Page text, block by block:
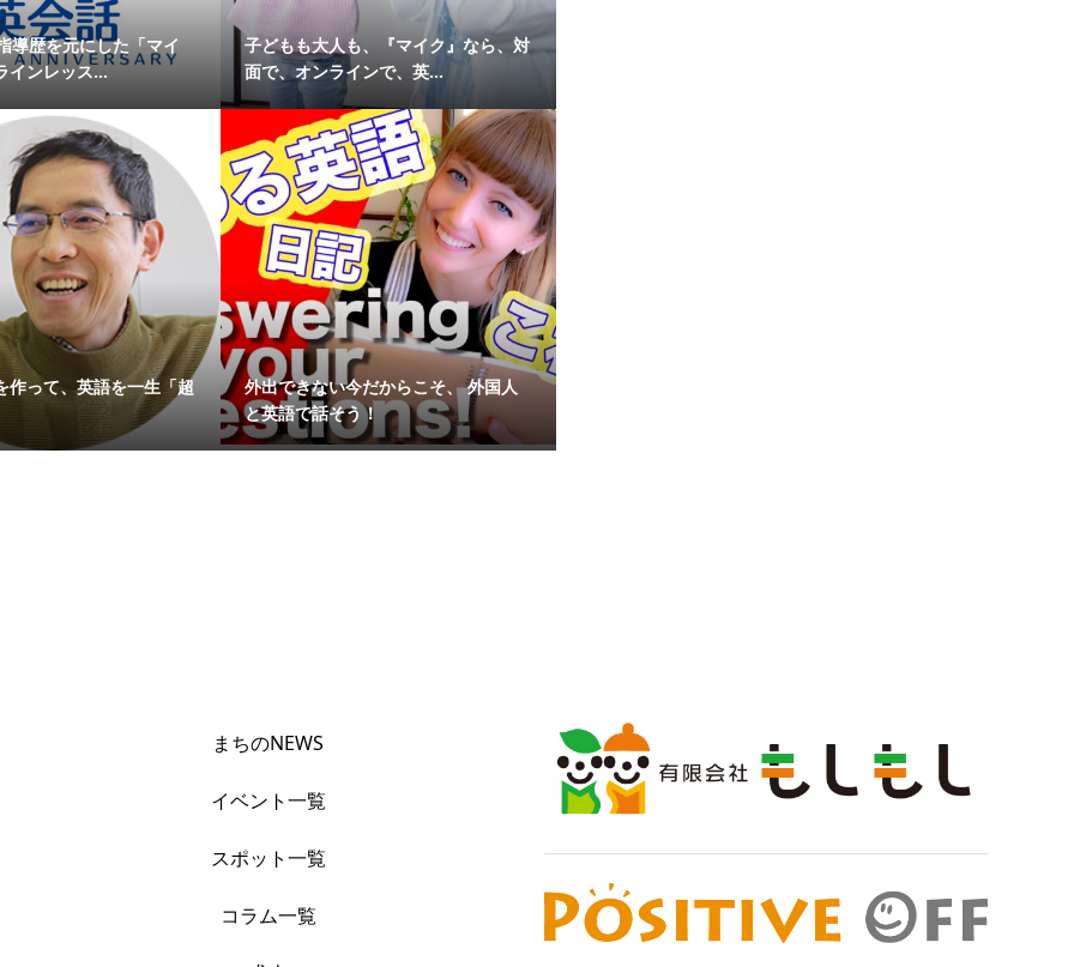
導歴を元にした「マイ
インレッス...
子どもも大人も、『マイク』なら、対
面で、オンラインで、英...
作って、英語を一生「超
外出できない今だからこそ、 外国人
と英語で話そう！
まちのNEWS
イベント一覧
スポット一覧
コラム一覧